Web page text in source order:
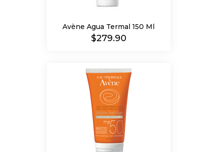
Avène Agua Termal 150 Ml
Precio
$279.90